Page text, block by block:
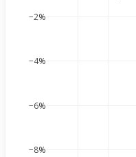
−8%
−6%
−4%
−2%